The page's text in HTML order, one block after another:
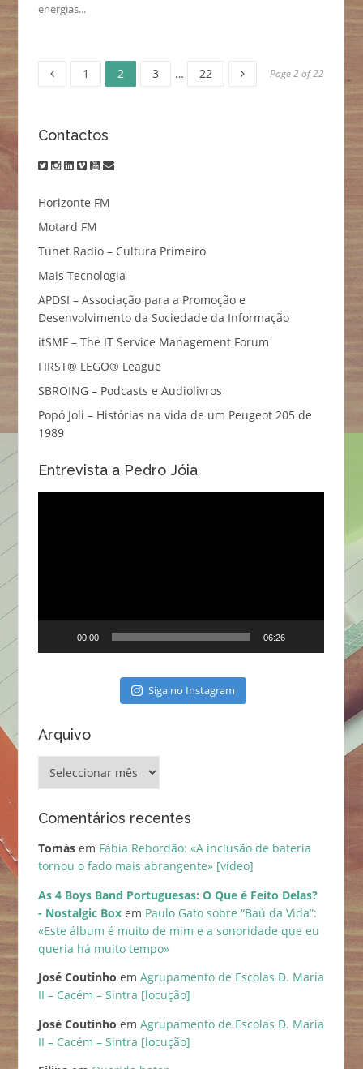
energias...
Navegação
artigos
Page
1 Page
2 Page
3 … Page
22 Page 2 of 22
Contactos
twitter
instagram
linkedin
vimeoyoutube
email
Horizonte FM
Motard FM
Tunet Radio – Cultura Primeiro
Mais Tecnologia
APDSI – Associação para a Promoção e
Desenvolvimento da Sociedade da Informação
itSMF – The IT Service Management Forum
FIRST® LEGO® League
SBROING – Podcasts e Audiolivros
Popó Joli – Histórias na vida de um Peugeot 205 de
1989
Entrevista a Pedro Jóia
00:00 06:26
Siga no Instagram
Arquivo
Comentários recentes
Tomásem Fábia Rebordão: «A inclusão de bateria
tornou o fado mais abrangente» [vídeo]
As 4 Boys Band Portuguesas: O Que é Feito Delas?
- Nostalgic Boxem Paulo Gato sobre “Baú da Vida”:
«Este álbum é muito de mim e a sonoridade que eu
queria há muito tempo»
José Coutinho em Agrupamento de Escolas D. Maria
II – Cacém – Sintra [locução]
José Coutinho em Agrupamento de Escolas D. Maria
II – Cacém – Sintra [locução]